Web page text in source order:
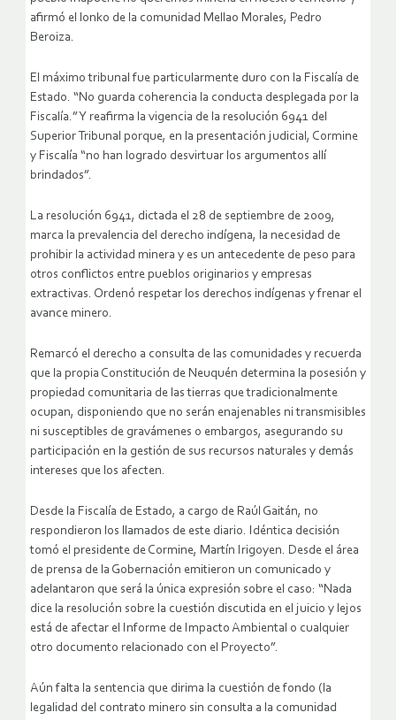
afirmó el lonko de la comunidad Mellao Morales, Pedro
Beroiza.
El máximo tribunal fue particularmente duro con la Fiscalía de
Estado. “No guarda coherencia la conducta desplegada por la
Fiscalía.” Y reafirma la vigencia de la resolución 6941 del
Superior Tribunal porque, en la presentación judicial, Cormine
y Fiscalía “no han logrado desvirtuar los argumentos allí
brindados”.
La resolución 6941, dictada el 28 de septiembre de 2009,
marca la prevalencia del derecho indígena, la necesidad de
prohibir la actividad minera y es un antecedente de peso para
otros conflictos entre pueblos originarios y empresas
extractivas. Ordenó respetar los derechos indígenas y frenar el
avance minero.
Remarcó el derecho a consulta de las comunidades y recuerda
que la propia Constitución de Neuquén determina la posesión y
propiedad comunitaria de las tierras que tradicionalmente
ocupan, disponiendo que no serán enajenables ni transmisibles
ni susceptibles de gravámenes o embargos, asegurando su
participación en la gestión de sus recursos naturales y demás
intereses que los afecten.
Desde la Fiscalía de Estado, a cargo de Raúl Gaitán, no
respondieron los llamados de este diario. Idéntica decisión
tomó el presidente de Cormine, Martín Irigoyen. Desde el área
de prensa de la Gobernación emitieron un comunicado y
adelantaron que será la única expresión sobre el caso: “Nada
dice la resolución sobre la cuestión discutida en el juicio y lejos
está de afectar el Informe de Impacto Ambiental o cualquier
otro documento relacionado con el Proyecto”.
Aún falta la sentencia que dirima la cuestión de fondo (la
legalidad del contrato minero sin consulta a la comunidad